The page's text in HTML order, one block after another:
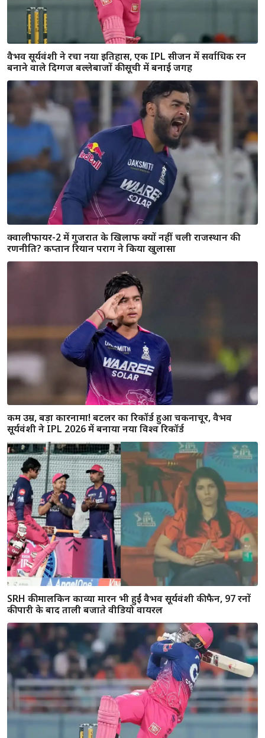
साई सुदर्शन के साथ आखिर चल क्या रहा है? लगातार दूसरे मैच में हिट-
विकेट से लौटे पवेलियन, गिल का रिएक्शन हुआ वायरल
वैभव सूर्यवंशी के शतक से चूकते ही रियान पराग का सख्त रवैया,
VIDEO वायरल होते ही मचा बवाल
राजस्थान की हार ने तोड़ दिया 15 साल के वैभव का दिल, डगआउट में
नहीं थमे आंसू
गिल-सुदर्शन की जोड़ी का बड़ा धमाका, टी20 क्रिकेट में शतकीय
साझेदारियों का बनाया नया विश्व रिकॉर्ड